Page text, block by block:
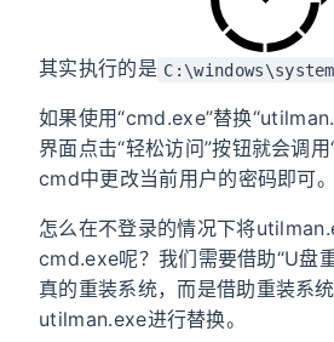
其实执行的是
如果使用“cmd.exe”替换
界面点击“轻松访问”按钮就会调
cmd中更改当前用户的密码即可。
怎么在不登录的情况下将
cmd.exe呢？我们需要借助“U盘
真的重装系统，而是借助重装系
utilman.exe进行替换。